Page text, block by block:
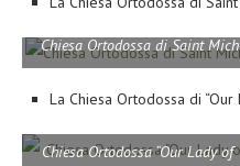
Chiesa Ortodossa di Saint
La Chiesa Ortodossa di
Chiesa Ortodossa “Our Lady of